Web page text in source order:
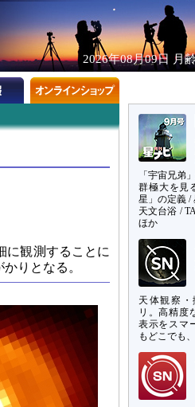
2026年08月09日 月
に観測することに
りとなる。
「宇宙兄弟
群極大を見
星」の定義 /
天文台浴 /
ほか
天体観察
リ。高精度
表示をスマ
もどこでも